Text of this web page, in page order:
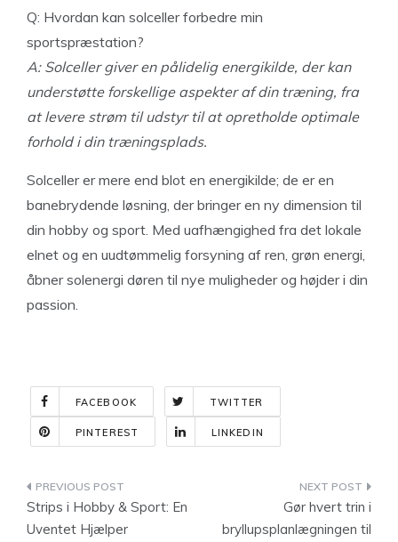
Q: Hvordan kan solceller forbedre min
sportspræstation?
A: Solceller giver en pålidelig energikilde, der kan
understøtte forskellige aspekter af din træning, fra
at levere strøm til udstyr til at opretholde optimale
forhold i din træningsplads.
Solceller er mere end blot en energikilde; de er en
banebrydende løsning, der bringer en ny dimension til
din hobby og sport. Med uafhængighed fra det lokale
elnet og en uudtømmelig forsyning af ren, grøn energi,
åbner solenergi døren til nye muligheder og højder i din
passion.
FACEBOOK TWITTER
PINTEREST LINKEDIN
Indlægsnavigation
Strips i Hobby & Sport: En
Uventet Hjælper
Gør hvert trin i
bryllupsplanlægningen til